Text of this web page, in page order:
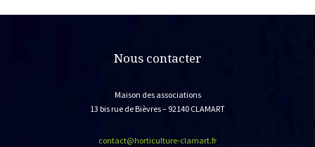
Nous contacter
Maison des associations
13 bis rue de Bièvres – 92140 CLAMART
contact@horticulture-clamart.fr